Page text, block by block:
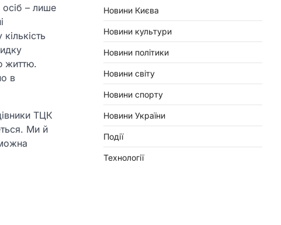
– лише
життю.
в
ТЦК
Ми й
Новини Києва
Новини культури
Новини політики
Новини світу
Новини спорту
Новини України
Події
Технології